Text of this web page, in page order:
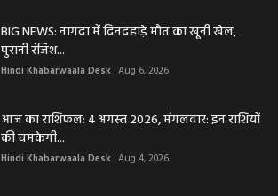
BIG NEWS: नागदा में दिनदहाड़े मौत का खूनी खेल,
पुरानी रंजिश...
Hindi Khabarwaala Desk Aug 6, 2026
आज का राशिफल: 4 अगस्त 2026, मंगलवार: इन राशियों
की चमकेगी...
Hindi Khabarwaala Desk Aug 4, 2026